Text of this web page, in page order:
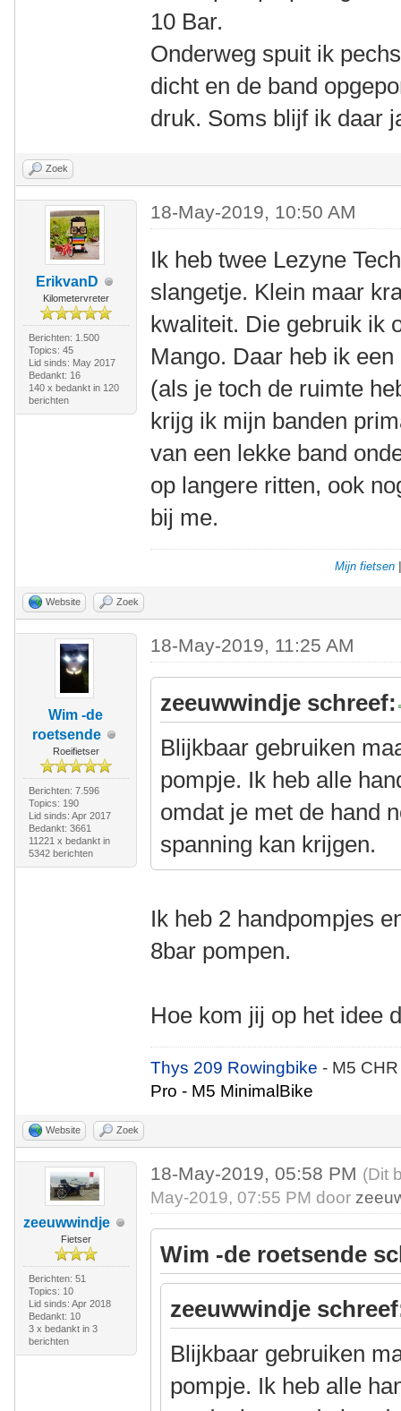
10 Bar.
Onderweg spuit ik
dicht en de band
druk. Soms blijf ik daar
Zoek
ErikvanD
Kilometervreter
Berichten: 1.500
Topics: 45
Lid sinds: May 2017
Bedankt: 16
140 x bedankt in 120
berichten
18-May-2019, 10:50 AM
Ik heb twee Lezyne
slangetje. Klein maar
kwaliteit. Die gebruik ik
Mango. Daar heb ik
(als je toch de ruimte
krijg ik mijn banden
van een lekke band
op langere ritten, ook
bij me.
Mijn fietsen
Website Zoek
Wim -de
roetsende
Roeifietser
Berichten: 7.596
Topics: 190
Lid sinds: Apr 2017
Bedankt: 3661
11221 x bedankt in
5342 berichten
18-May-2019, 11:25 AM
zeeuwwindje schreef:
Blijkbaar gebruiken
pompje. Ik heb alle
omdat je met de hand
spanning kan krijgen.
Ik heb 2 handpompjes
8bar pompen.
Hoe kom jij op het idee
Thys 209 Rowingbike- M5
Pro - M5 MinimalBike
Website Zoek
zeeuwwindje
Fietser
Berichten: 51
Topics: 10
Lid sinds: Apr 2018
Bedankt: 10
3 x bedankt in 3
berichten
18-May-2019, 05:58 PM (Dit
May-2019, 07:55 PM door
Wim -de roetsende
zeeuwwindje
Blijkbaar gebruiken
pompje. Ik heb alle